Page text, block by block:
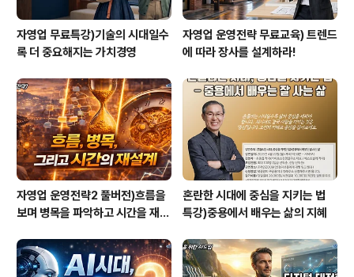
자영업 무료특강)기술의 시대일수
록 더 중요해지는 가치경영
자영업 운영전략 무료교육) 트렌드
에 따라 장사를 설계하라!
자영업 운영전략2 풀버전)흐름을
보며 병목을 파악하고 시간을 재설
혼란한 시대에 중심을 지키는 법
특강)중용에서 배우는 삶의 지혜